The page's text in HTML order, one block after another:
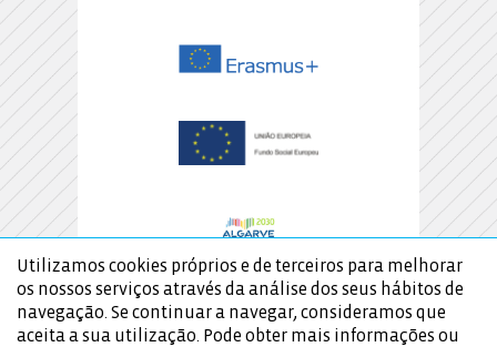
Utilizamos cookies próprios e de terceiros para melhorar
os nossos serviços através da análise dos seus hábitos de
navegação. Se continuar a navegar, consideramos que
aceita a sua utilização. Pode obter mais informações ou